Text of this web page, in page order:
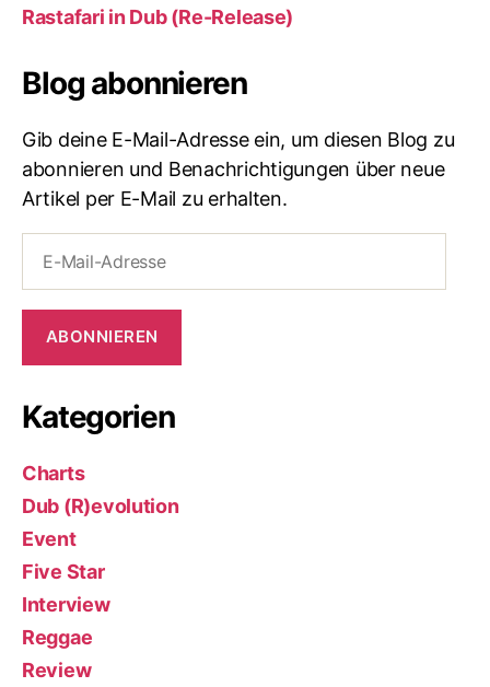
Rastafari in Dub (Re-Release)
Blog abonnieren
Gib deine E-Mail-Adresse ein, um diesen Blog zu
abonnieren und Benachrichtigungen über neue
Artikel per E-Mail zu erhalten.
Mail-
Adresse
ABONNIEREN
Kategorien
Charts
Dub (R)evolution
Event
Five Star
Interview
Reggae
Review